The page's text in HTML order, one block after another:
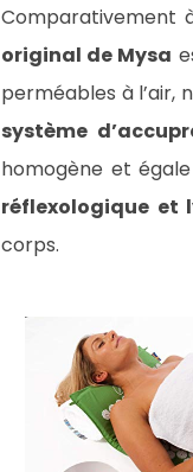
Comparativement
original de Mysa
perméables à l’air,
système
homogène et
réflexologique et
corps.